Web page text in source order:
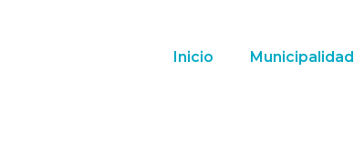
Inicio Municipalidad